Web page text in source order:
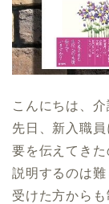
こんにちは、
先日、新入職
要を伝えてき
説明するのは
受けた方から